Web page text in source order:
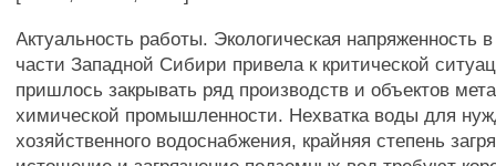
Актуальность работы. Экологическая напряженность
части Западной Сибири привела к критической
пришлось закрывать ряд производств и объектов
химической промышленности. Нехватка воды для
хозяйственного водоснабжения, крайняя степень